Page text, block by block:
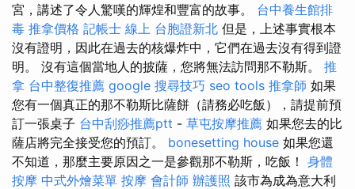
宮，講述了令人驚嘆的輝煌和豐富的故事。 台中養生館排
毒 推拿價格 記帳士 線上 台胞證新北 但是，上述事實根本
沒有證明，因此在過去的核爆炸中，它們在過去沒有得到證
明。 沒有這個當地人的披薩，您將無法訪問那不勒斯。 推
拿 台中整復推薦 google 搜尋技巧 seo tools 推拿師 如果
您有一個真正的那不勒斯比薩餅（請務必吃飯），請提前預
訂一張桌子 台中刮痧推薦ptt - 草屯按摩推薦 如果您去的比
薩店將完全接受您的預訂。 bonesetting house 如果您還
不知道，那麼主要原因之一是參觀那不勒斯，吃飯！ 身體
按摩 中式外燴菜單 按摩 會計師 辦護照 該市為成為意大利